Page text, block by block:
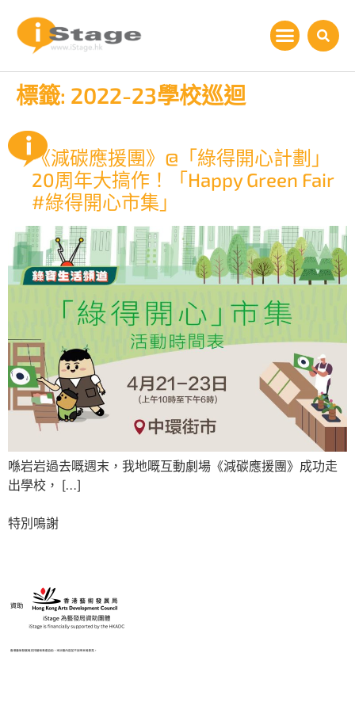
標籤: 2022-23學校巡迴
《減碳應援團》@「綠得開心計劃」
20周年大搞作！「Happy Green Fair
#綠得開心市集」
喺岩岩過去嘅週末，我地嘅互動劇場《減碳應援團》成功走
出學校， […]
特別鳴謝